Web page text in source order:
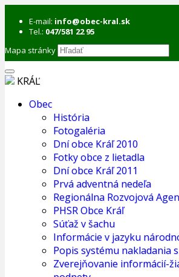
E-mail: info@obec-kral.sk
Tel.: 047/581 22 95
Mapa stránky
KRÁĽ
Obec
História
Fotogaléria
Dní obce Kráľ 2010
Fotky obce z lietadla
Dní obce Kráľ 2011
Prvá adventná nedeľa
Regionálna Rozvojová
PHSR Obce Kráľ
Súťaž v šachu
Informácie v jazyku
Popis systému nakladania
Zverejňovanie informácií-